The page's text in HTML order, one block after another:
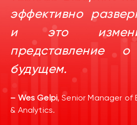
эффективно
и это
представление
будущем.
– Wes Gelpi, Senior Manager of
& Analytics.